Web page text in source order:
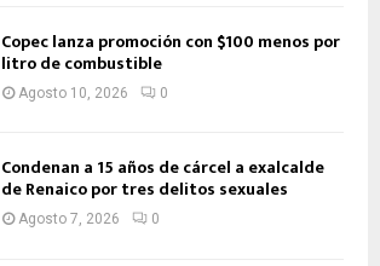
Copec lanza promoción con $100 menos por
litro de combustible
Agosto 10, 2026 0
Condenan a 15 años de cárcel a exalcalde
de Renaico por tres delitos sexuales
Agosto 7, 2026 0